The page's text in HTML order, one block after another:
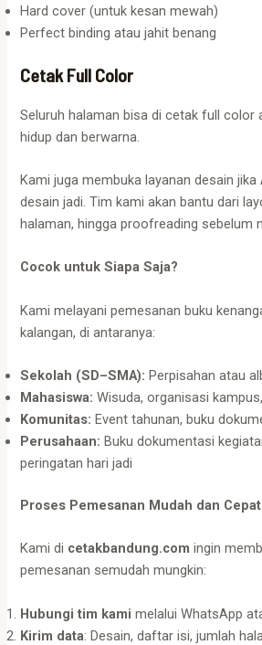
Hard cover (untuk kesan mewah)
Perfect binding atau jahit benang
Cetak Full Color
Seluruh halaman bisa di cetak full color
hidup dan berwarna.
Kami juga membuka layanan desain
desain jadi. Tim kami akan bantu dari
halaman, hingga proofreading sebelum
Cocok untuk Siapa Saja?
Kami melayani pemesanan buku
kalangan, di antaranya:
Sekolah (SD–SMA): Perpisahan atau
Mahasiswa: Wisuda, organisasi
Komunitas: Event tahunan, buku
Perusahaan: Buku dokumentasi
peringatan hari jadi
Proses Pemesanan Mudah dan Cepat
Kami di cetakbandung.com ingin
pemesanan semudah mungkin:
Hubungi tim kami melalui WhatsApp
Kirim data: Desain, daftar isi, jumlah